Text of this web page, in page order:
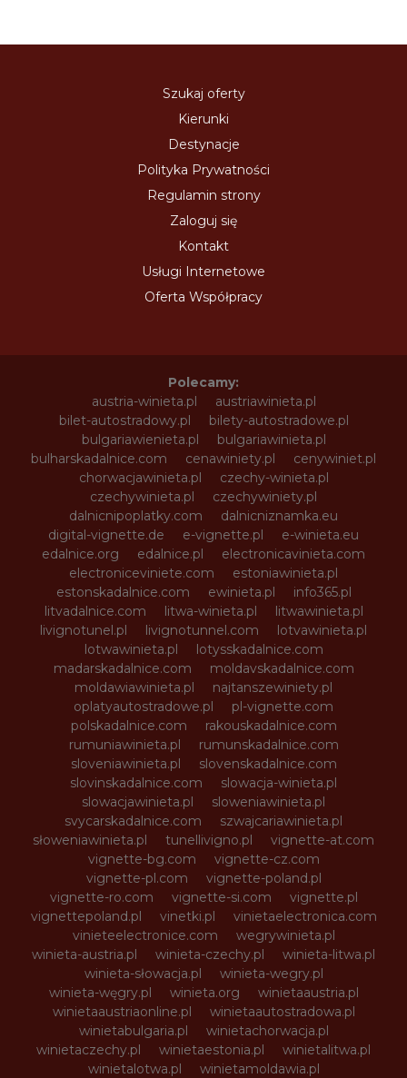
Szukaj oferty
Kierunki
Destynacje
Polityka Prywatności
Regulamin strony
Zaloguj się
Kontakt
Usługi Internetowe
Oferta Współpracy
Polecamy:
austria-winieta.pl
austriawinieta.pl
bilet-autostradowy.pl
bilety-autostradowe.pl
bulgariawienieta.pl
bulgariawinieta.pl
bulharskadalnice.com
cenawiniety.pl
cenywiniet.pl
chorwacjawinieta.pl
czechy-winieta.pl
czechywinieta.pl
czechywiniety.pl
dalnicnipoplatky.com
dalnicniznamka.eu
digital-vignette.de
e-vignette.pl
e-winieta.eu
edalnice.org
edalnice.pl
electronicavinieta.com
electroniceviniete.com
estoniawinieta.pl
estonskadalnice.com
ewinieta.pl
info365.pl
litvadalnice.com
litwa-winieta.pl
litwawinieta.pl
livignotunel.pl
livignotunnel.com
lotvawinieta.pl
lotwawinieta.pl
lotysskadalnice.com
madarskadalnice.com
moldavskadalnice.com
moldawiawinieta.pl
najtanszewiniety.pl
oplatyautostradowe.pl
pl-vignette.com
polskadalnice.com
rakouskadalnice.com
rumuniawinieta.pl
rumunskadalnice.com
sloveniawinieta.pl
slovenskadalnice.com
slovinskadalnice.com
slowacja-winieta.pl
slowacjawinieta.pl
sloweniawinieta.pl
svycarskadalnice.com
szwajcariawinieta.pl
słoweniawinieta.pl
tunellivigno.pl
vignette-at.com
vignette-bg.com
vignette-cz.com
vignette-pl.com
vignette-poland.pl
vignette-ro.com
vignette-si.com
vignette.pl
vignettepoland.pl
vinetki.pl
vinietaelectronica.com
vinieteelectronice.com
wegrywinieta.pl
winieta-austria.pl
winieta-czechy.pl
winieta-litwa.pl
winieta-słowacja.pl
winieta-wegry.pl
winieta-węgry.pl
winieta.org
winietaaustria.pl
winietaaustriaonline.pl
winietaautostradowa.pl
winietabulgaria.pl
winietachorwacja.pl
winietaczechy.pl
winietaestonia.pl
winietalitwa.pl
winietalotwa.pl
winietamoldawia.pl